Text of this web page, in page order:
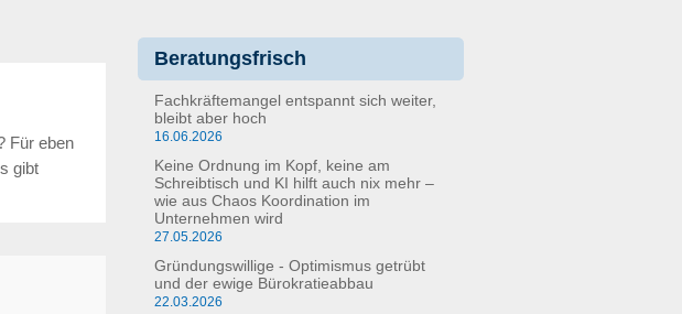
Beratungsfrisch
Fachkräftemangel entspannt sich weiter,
bleibt aber hoch
16.06.2026
Keine Ordnung im Kopf, keine am
Schreibtisch und KI hilft auch nix mehr –
wie aus Chaos Koordination im
Unternehmen wird
27.05.2026
Gründungswillige - Optimismus getrübt
und der ewige Bürokratieabbau
22.03.2026
Für eben
gibt